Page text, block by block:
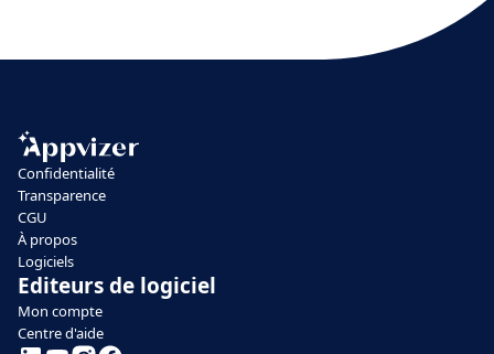
Confidentialité
Transparence
CGU
À propos
Logiciels
Editeurs de logiciel
Mon compte
Centre d'aide